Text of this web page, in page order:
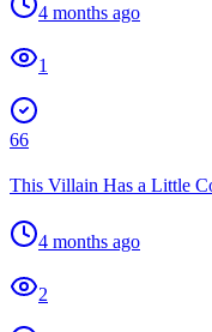
4 months ago
1
66
This Villain Has a Little
4 months ago
2